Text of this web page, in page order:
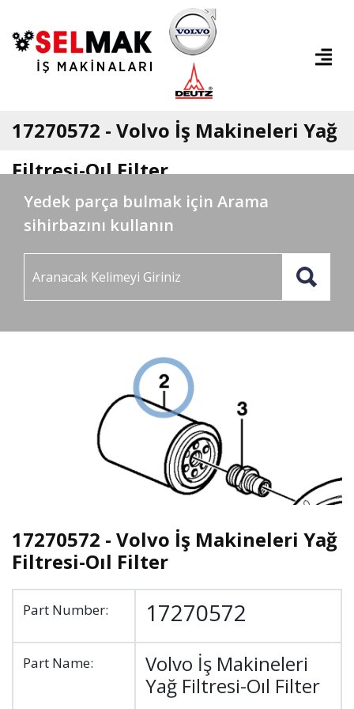
17270572 - Volvo İş Makineleri Yağ
Filtresi-Oıl Filter
Yedek parça bulmak için Arama
sihirbazını kullanın
17270572 - Volvo İş Makineleri Yağ
Filtresi-Oıl Filter
Part Number: 17270572
Part Name:
Volvo İş Makineleri
Yağ Filtresi-Oıl Filter